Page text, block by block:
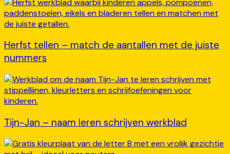
Herfst tellen – match de aantallen met de juiste
nummers
Tijn-Jan – naam leren schrijven werkblad